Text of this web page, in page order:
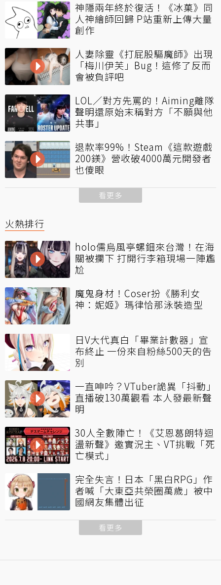
神隱兩年終於復活！《冰菓》同
人神繪師回歸 P站重新上傳大量
創作
人妻除靈《打屁股驅魔師》出現
「梅川伊芙」Bug！這修了反而
會被負評吧
LOL／對方先罵的！Aiming離隊
聲明還原始末稱對方「不願與他
共事」
退款率99%！Steam《這款遊戲
200鎂》營收破4000萬元開發者
也傻眼
看更多
火熱排行
holo儒烏風亭螺鈿來台灣！在海
關被攔下 打開行李箱現場一陣尷
尬
魔鬼身材！Coser扮《勝利女
神：妮姬》瑪律恰那泳裝造型
日V大代真白「畢業計數器」宣
布終止 一份來自粉絲500天的告
別
一直呻吟？VTuber詭異「抖動」
直播破130萬觀看 本人發最新聲
明
30人全數陣亡！《艾恩葛朗特迴
盪新聲》邀實況主、VT挑戰「死
亡模式」
完全失言！日本「黑白RPG」作
者喊「大東亞共榮圈萬歲」被中
國網友集體出征
看更多